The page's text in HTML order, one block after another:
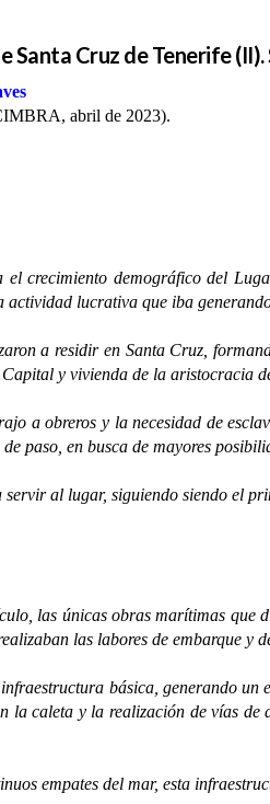
Cruz de Tenerife (II).
abril de 2023).
demográfico del Lugar
actividad lucrativa que iba
a residir en Santa Cruz,
y vivienda de la aristocracia
y la necesidad de
paso, en busca de mayores
al lugar, siguiendo siendo el
únicas obras marítimas que
las labores de embarque y
básica, generando un
la caleta y la realización de vías
empates del mar, esta